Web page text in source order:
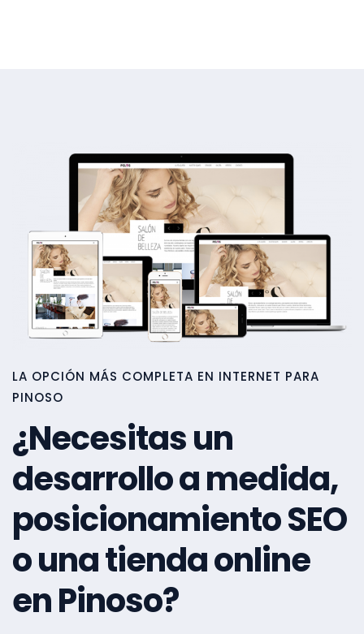
LA OPCIÓN MÁS COMPLETA EN INTERNET PARA
PINOSO
¿Necesitas un
desarrollo a medida,
posicionamiento SEO
o una tienda online
en Pinoso?